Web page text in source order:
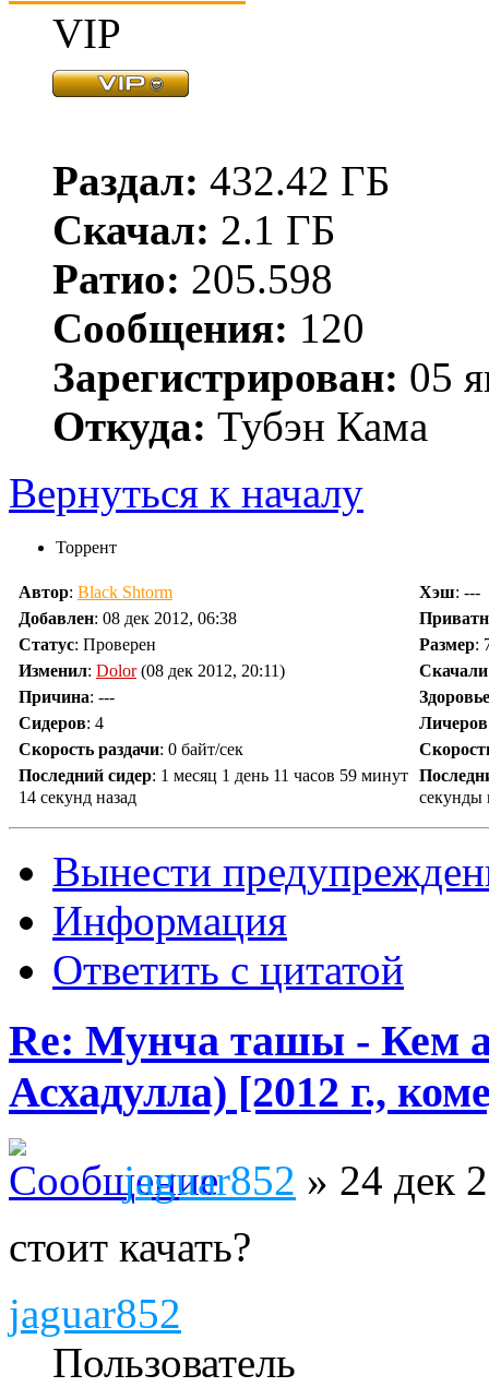
VIP
Раздал: 432.42 ГБ
Скачал: 2.1 ГБ
Ратио: 205.598
Сообщения: 120
Зарегистрирован: 05
Откуда: Тубэн Кама
Вернуться к началу
Торрент
Автор: Black Shtorm Хэш: ---
Добавлен: 08 дек 2012, 06:38
Статус: Проверен Размер:
Изменил: Dolor(08 дек 2012, 20:11) Скачали
Причина: ---
Здоровье
Сидеров: 4 Личеров
Скорость раздачи: 0 байт/сек
Последний сидер: 1 месяц 1 день 11 часов 59 минут
14 секунд назад
секунды
Вынести
Информация
Ответить с цитатой
Re: Мунча ташы - Кем
Асхадулла) [2012 г.,
jaguar852 » 24 дек
стоит качать?
jaguar852
Пользователь